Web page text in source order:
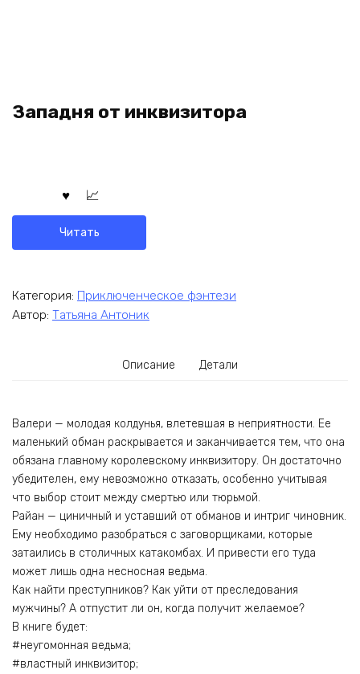
Западня от инквизитора
Читать
Категория: Приключенческое фэнтези
Автор: Татьяна Антоник
Описание Детали
Валери — молодая колдунья, влетевшая в неприятности. Ее
маленький обман раскрывается и заканчивается тем, что она
обязана главному королевскому инквизитору. Он достаточно
убедителен, ему невозможно отказать, особенно учитывая
что выбор стоит между смертью или тюрьмой.
Райан — циничный и уставший от обманов и интриг чиновник.
Ему необходимо разобраться с заговорщиками, которые
затаились в столичных катакомбах. И привести его туда
может лишь одна несносная ведьма.
Как найти преступников? Как уйти от преследования
мужчины? А отпустит ли он, когда получит желаемое?
В книге будет:
#неугомонная ведьма;
#властный инквизитор;